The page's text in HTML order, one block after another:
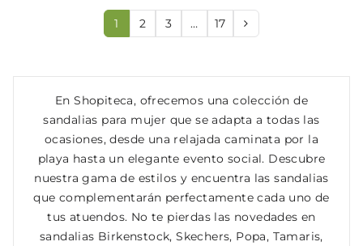
1 2 3 … 17
En Shopiteca, ofrecemos una colección de
sandalias para mujer que se adapta a todas las
ocasiones, desde una relajada caminata por la
playa hasta un elegante evento social. Descubre
nuestra gama de estilos y encuentra las sandalias
que complementarán perfectamente cada uno de
tus atuendos. No te pierdas las novedades en
sandalias Birkenstock, Skechers, Popa, Tamaris,